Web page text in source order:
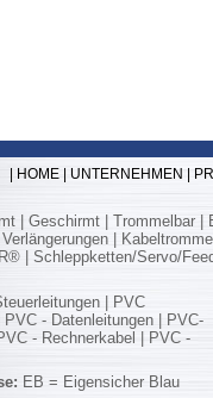
HOME| UNTERNEHMEN
Geschirmt Trommelbar
Verlängerungen
Schleppketten/Servo/
| PVC
- Datenleitungen | PVC-
- Rechnerkabel | PVC -
EB = Eigensicher Blau